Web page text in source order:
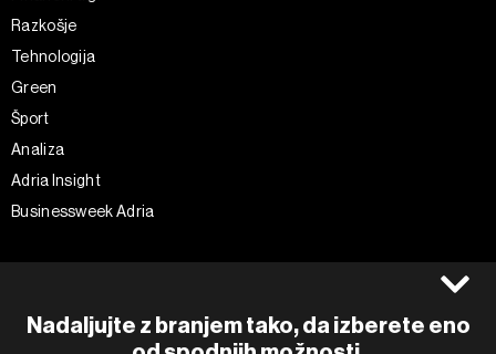
Nadaljujte z branjem tako, da izberete eno
Razkošje
Tehnologija
Green
Šport
Analiza
Adria Insight
Businessweek Adria
Piškotki
Instagram